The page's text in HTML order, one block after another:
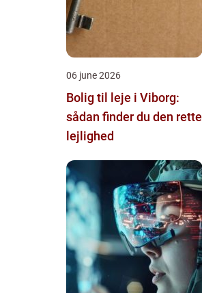
06 june 2026
Bolig til leje i Viborg:
sådan finder du den rette
lejlighed